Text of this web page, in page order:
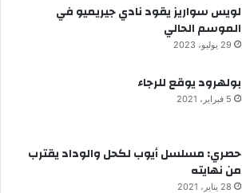
لويس سواريز يقود نادي جيريميو في
الموسم الحالي
29 يوليو، 2023
بولهرود يوقع للرجاء
5 فبراير، 2021
حصري: مسلسل أيوب لكحل والوداد يقترب
من نهايته
28 يناير، 2021